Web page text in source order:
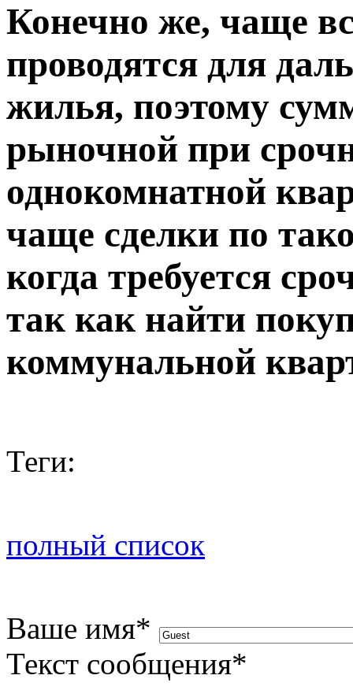
Конечно же, чаще
проводятся для
жилья, поэтому
рыночной при
однокомнатной
чаще сделки по
когда требуется
так как найти
коммунальной
Теги:
полный список
Ваше имя*
Текст сообщения*